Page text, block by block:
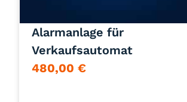
Alarmanlage für
Verkaufsautomat
480,00 €